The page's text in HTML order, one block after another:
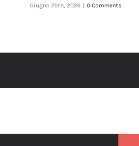
Giugno 25th, 2026 | 0 Comments